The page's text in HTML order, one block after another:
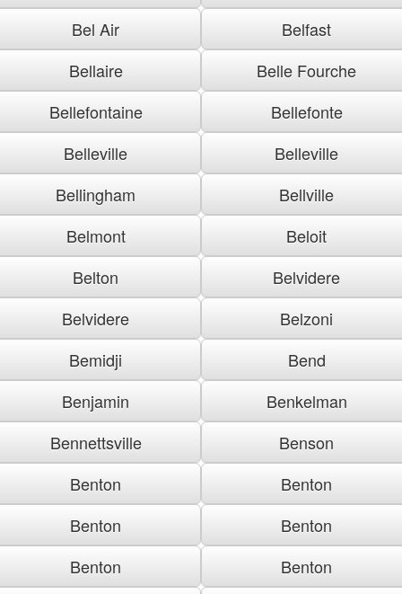
Bel Air
Belfast
Bellaire
Belle Fourche
Bellefontaine
Bellefonte
Belleville
Belleville
Bellingham
Bellville
Belmont
Beloit
Belton
Belvidere
Belvidere
Belzoni
Bemidji
Bend
Benjamin
Benkelman
Bennettsville
Benson
Benton
Benton
Benton
Benton
Benton
Benton